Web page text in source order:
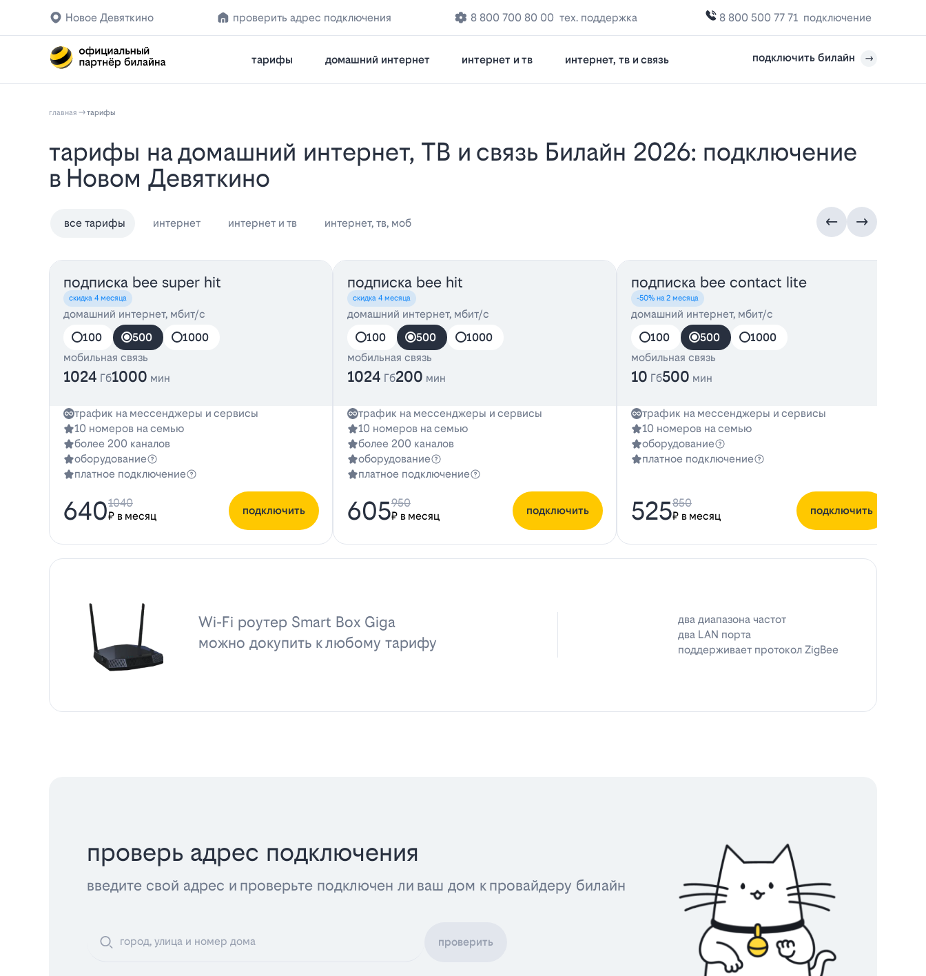
Новое Девяткино проверить адрес подключения 8 800 700 80 00 тех. поддержка 8 800 500 77 71 подключение
тарифы домашний интернет интернет и тв интернет, тв и связь подключить билайн
главная тарифы
Тарифы на домашний интернет, ТВ и связь Билайн 2026: подключение
в Новом Девяткино
все тарифы интернет интернет и тв интернет, тв, моб
подписка bee super hit
скидка 4 месяца
домашний интернет, мбит/с
100
500
1000
мобильная связь
1024 Гб1000 мин
трафик на мессенджеры и сервисы
10 номеров на семью
более 200 каналов
оборудование
платное подключение
640₽ в месяц
1040
подключить
подписка bee hit
скидка 4 месяца
домашний интернет, мбит/с
100
500
1000
мобильная связь
1024 Гб200 мин
трафик на мессенджеры и сервисы
10 номеров на семью
более 200 каналов
оборудование
платное подключение
605₽ в месяц
950
подключить
подписка bee contact lite
-50% на 2 месяца
домашний интернет, мбит/с
100
500
1000
мобильная связь
10 Гб500 мин
трафик на мессенджеры и сервисы
10 номеров на семью
оборудование
платное подключение
525₽ в месяц
850
подключить
Wi-Fi роутер Smart Box Giga
можно докупить к любому тарифу
два диапазона частот
два LAN порта
поддерживает протокол ZigBee
проверь адрес подключения
введите свой адрес и проверьте подключен ли ваш дом к провайдеру билайн
проверить